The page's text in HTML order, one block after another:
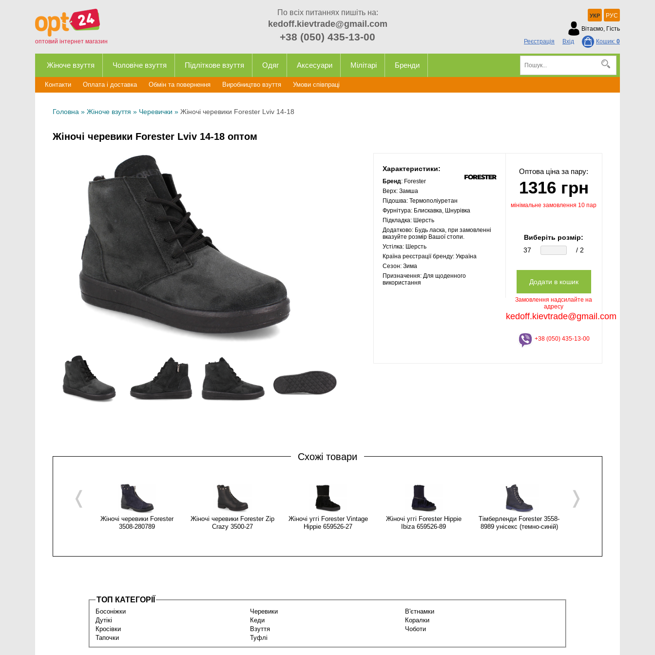
оптовий інтернет магазин
По всіх питаннях пишіть на:
kedoff.kievtrade@gmail.com
+38 (050) 435-13-00
УКР
РУС
Вітаємо, Гість
Реєстрація
Вхід Кошик: 0
Жіноче взуття Чоловіче взуття Підліткове взуття Одяг Аксесуари Мілітарі Бренди
Контакти Оплата і доставка Обмін та повернення Виробництво взуття Умови співпраці
Головна » Жіноче взуття » Черевички » Жіночі черевики Forester Lviv 14-18
Жіночі черевики Forester Lviv 14-18 оптом
Характеристики:
Бренд: Forester
Верх: Замша
Підошва: Термополіуретан
Фурнітура: Блискавка, Шнурівка
Підкладка: Шерсть
Додатково: Будь ласка, при замовленні
вказуйте розмір Вашої стопи.
Устілка: Шерсть
Країна реєстрації бренду: Україна
Сезон: Зима
Призначення: Для щоденного
використання
Оптова ціна за пару:
1316 грн
мінімальне замовлення 10 пар
Виберіть розмір:
37
/ 2
Замовлення надсилайте на
адресу
kedoff.kievtrade@gmail.com
+38 (050) 435-13-00
Схожі товари
Жіночі черевики Forester
3508-280789
Жіночі черевики Forester Zip
Crazy 3500-27
Жіночі уггі Forester Vintage
Hippie 659526-27
Жіночі уггі Forester Hippie
Ibiza 659526-89
Тімберленди Forester 3558-
8989 унісекс (темно-синій)
❬ ❭
ТОП КАТЕГОРІЇ
Босоніжки Черевики
В'єтнамки
Дутікі
Кеди
Коралки
Кросівки
Взуття
Чоботи
Тапочки
Туфлі